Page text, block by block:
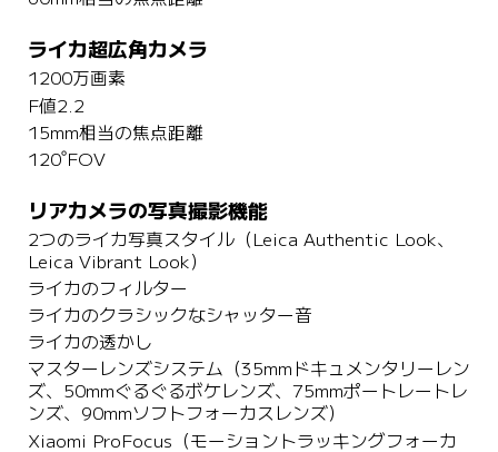
ライカ超広角カメラ
1200万画素
F値2.2
15mm相当の焦点距離
120˚FOV
リアカメラの写真撮影機能
2つのライカ写真スタイル（Leica Authentic Look、
Leica Vibrant Look）
ライカのフィルター
ライカのクラシックなシャッター音
ライカの透かし
マスターレンズシステム（35mmドキュメンタリーレン
ズ、50mmぐるぐるボケレンズ、75mmポートレートレ
ンズ、90mmソフトフォーカスレンズ）
Xiaomi ProFocus（モーショントラッキングフォーカ